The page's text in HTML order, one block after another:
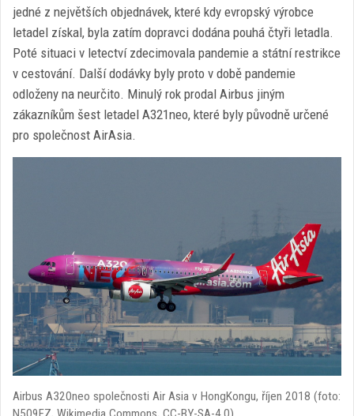
jedné z největších objednávek, které kdy evropský výrobce
letadel získal, byla zatím dopravci dodána pouhá čtyři letadla.
Poté situaci v letectví zdecimovala pandemie a státní restrikce
v cestování. Další dodávky byly proto v době pandemie
odloženy na neurčito. Minulý rok prodal Airbus jiným
zákazníkům šest letadel A321neo, které byly původně určené
pro společnost AirAsia.
Airbus A320neo společnosti Air Asia v HongKongu, říjen 2018 (foto: